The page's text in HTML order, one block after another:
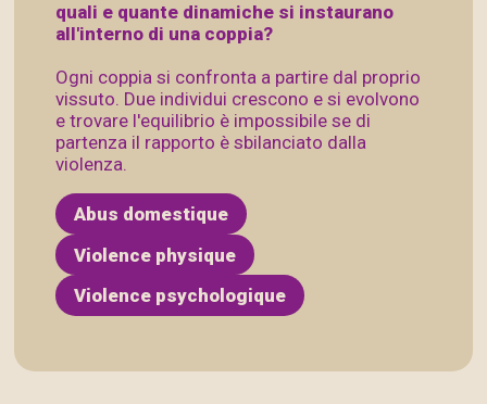
quali e quante dinamiche si instaurano
all'interno di una coppia?
Ogni coppia si confronta a partire dal proprio
vissuto. Due individui crescono e si evolvono
e trovare l'equilibrio è impossibile se di
partenza il rapporto è sbilanciato dalla
violenza.
Abus domestique
Violence physique
Violence psychologique